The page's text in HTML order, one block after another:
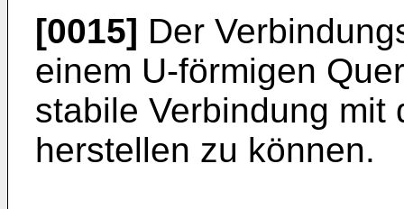
[0015] Der
einem U-förmigen
stabile Verbindung mit
herstellen zu können.